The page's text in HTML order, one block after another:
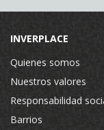
INVERPLACE
Quienes somos
Nuestros valores
Responsabilidad
Barrios